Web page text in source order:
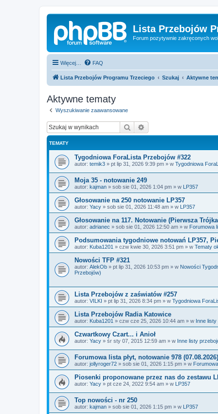
Lista Przebojów
Forum pozytywnie zakręconych
Więcej… FAQ
Lista Przebojów Programu Trzeciego Szukaj Aktywne
Aktywne tematy
Wyszukiwanie zaawansowane
Szukaj
TEMATY
Tygodniowa ForaLista Przebojów #322
autor: temik3 » pt lip 31, 2026 9:39 pm » w Tygodniowa
Moja 35 - notowanie 249
autor: kajman » sob sie 01, 2026 1:04 pm » w LP357
Głosowanie na 250 notowanie LP357
autor: Yacy » sob sie 01, 2026 11:48 am » w LP357
Głosowanie na 117. Notowanie (Pierwsza
autor: adrianec » sob sie 01, 2026 12:50 am » w Forumowa
Podsumowania tygodniowe notowań LP357,
autor: Kuba1201 » czw kwie 30, 2026 3:51 pm » w Tematy
Nowości TFP #321
autor: AlekOb » pt lip 31, 2026 10:53 pm » w Nowości
Przebojów)
Lista Przebojów z zaświatów #257
autor: VILKI » pt lip 31, 2026 8:34 pm » w Tygodniowa
Lista Przebojów Radia Katowice
autor: Kuba1201 » czw cze 25, 2026 10:44 am » w Inne
Czwartkowy Czart... i Anioł
autor: Yacy » śr sty 07, 2015 12:59 am » w Inne listy
Forumowa lista płyt, notowanie 978 (07.08.2026)
autor: jollyroger72 » sob sie 01, 2026 1:15 pm » w
Piosenki proponowane przez nas do zestawu
autor: Yacy » pt cze 24, 2022 9:54 am » w LP357
Top nowości - nr 250
autor: kajman » sob sie 01, 2026 1:15 pm » w LP357